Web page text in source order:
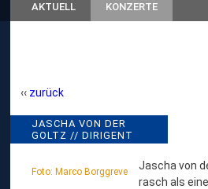
AKTUELL KONZERTE
zurück
J
A
S
JASCHA VON DER
GOLTZ // DIRIGENT
Foto: Marco Borggreve
Jascha von
rasch als